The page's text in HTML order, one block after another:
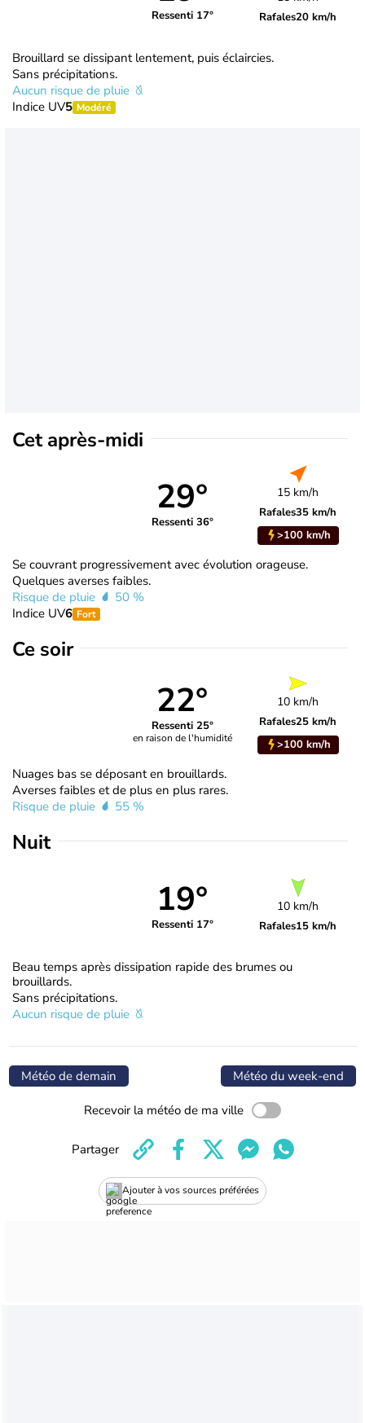
Ressenti 17° Rafales20 km/h
Brouillard se dissipant lentement, puis éclaircies.
Sans précipitations.
Aucun risque de pluie
Indice UV5 Modéré
Cet après-midi
29°
Ressenti 36°
15 km/h
Rafales35 km/h
>100 km/h
Se couvrant progressivement avec évolution orageuse.
Quelques averses faibles.
Risque de pluie
50 %
Indice UV6 Fort
Ce soir
22°
Ressenti 25°
en raison de l'humidité
10 km/h
Rafales25 km/h
>100 km/h
Nuages bas se déposant en brouillards.
Averses faibles et de plus en plus rares.
Risque de pluie
55 %
Nuit
19°
Ressenti 17°
10 km/h
Rafales15 km/h
Beau temps après dissipation rapide des brumes ou
brouillards.
Sans précipitations.
Aucun risque de pluie
Météo de demain Météo du week-end
Recevoir la météo de ma ville
Ajouter à vos sources préférées
Partager